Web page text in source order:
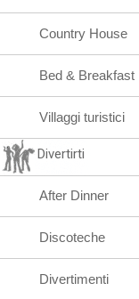
Country House
Bed & Breakfast
Villaggi turistici
Divertirti
After Dinner
Discoteche
Divertimenti